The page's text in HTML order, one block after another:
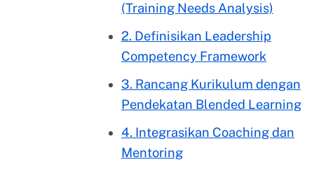
(Training Needs Analysis)
2. Definisikan Leadership
Competency Framework
3. Rancang Kurikulum dengan
Pendekatan Blended Learning
4. Integrasikan Coaching dan
Mentoring